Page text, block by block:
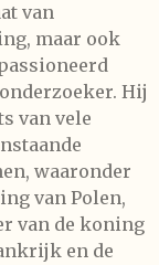
van
maar ook
Hij
van vele
waaronder
van Polen,
van de koning
en de